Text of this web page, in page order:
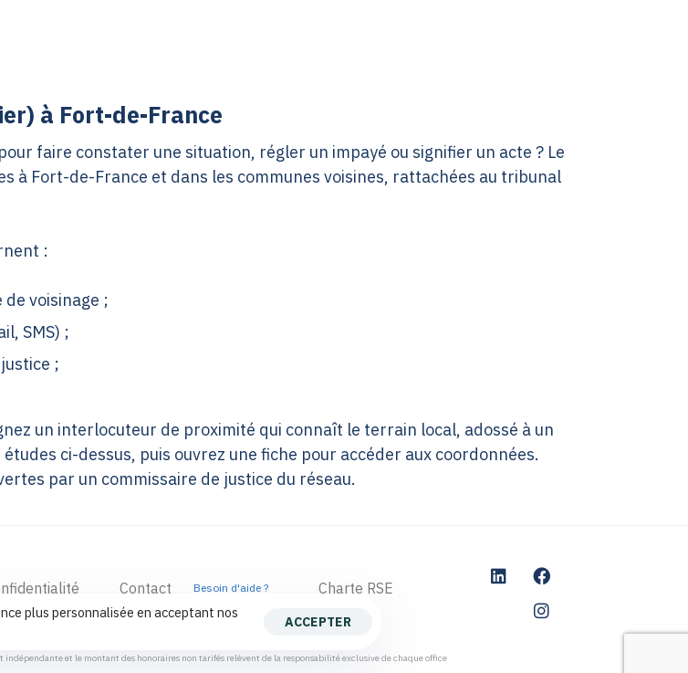
à Fort-de-France
faire constater une situation, régler un impayé ou signifier un acte ? Le
à Fort-de-France et dans les communes voisines, rattachées au tribunal
:
voisinage ;
SMS) ;
;
un interlocuteur de proximité qui connaît le terrain local, adossé à un
ci-dessus, puis ouvrez une fiche pour accéder aux coordonnées.
par un commissaire de justice du réseau.
Contact Besoin d'aide ? Charte RSE
indépendante et le montant des honoraires non tarifés relèvent de la responsabilité exclusive de chaque office
plus personnalisée en acceptant nos
ACCEPTER